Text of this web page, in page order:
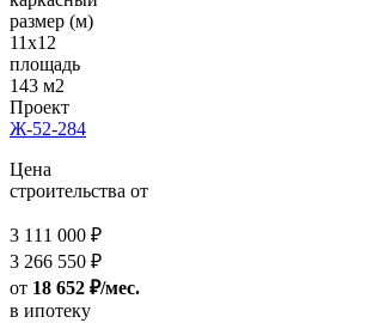
размер (м)
11x12
площадь
143 м2
Проект
Ж-52-284
Цена
строительства от
3 111 000 ₽
3 266 550 ₽
от 18 652 ₽/мес.
в ипотеку